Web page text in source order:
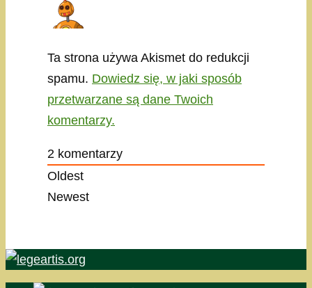
Ta strona używa Akismet do redukcji
spamu. Dowiedz się, w jaki sposób
przetwarzane są dane Twoich
komentarzy.
2 komentarzy
Oldest
Newest